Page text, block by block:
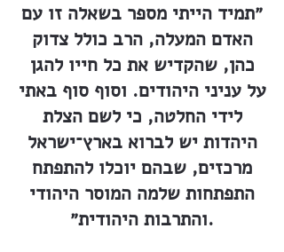
״תמיד הייתי מספר בשאלה זו עם
האדם המעלה, הרב כולל צדוק
כהן, שהקדיש את כל חייו להגן
על עניני היהודים. וסוף סוף באתי
לידי החלטה, כי לשם הצלת
היהדות יש לברוא בארץ־ישראל
מרכזים, שבהם יוכלו להתפתח
התפתחות שלמה המוסר היהודי
והתרבות היהודית״.